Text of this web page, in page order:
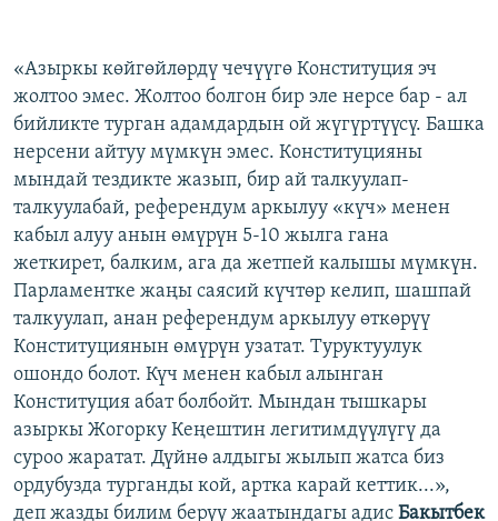
«Азыркы көйгөйлөрдү чечүүгө Конституция эч
жолтоо эмес. Жолтоо болгон бир эле нерсе бар - ал
бийликте турган адамдардын ой жүгүртүүсү. Башка
нерсени айтуу мүмкүн эмес. Конституцияны
мындай тездикте жазып, бир ай талкуулап-
талкуулабай, референдум аркылуу «күч» менен
кабыл алуу анын өмүрүн 5-10 жылга гана
жеткирет, балким, ага да жетпей калышы мүмкүн.
Парламентке жаңы саясий күчтөр келип, шашпай
талкуулап, анан референдум аркылуу өткөрүү
Конституциянын өмүрүн узатат. Туруктуулук
ошондо болот. Күч менен кабыл алынган
Конституция абат болбойт. Мындан тышкары
азыркы Жогорку Кеңештин легитимдүүлүгү да
суроо жаратат. Дүйнө алдыгы жылып жатса биз
ордубузда турганды кой, артка карай кеттик...»,
деп жазды билим берүү жаатындагы адис Бакытбек